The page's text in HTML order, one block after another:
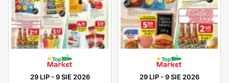
29 LIP-9 SIE 2026 29 LIP-9 SIE 2026